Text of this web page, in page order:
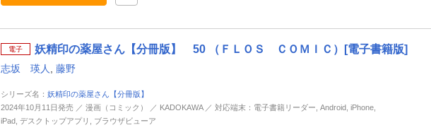
電子 妖精印の薬屋さん【分冊版】 50 （ＦＬＯＳ ＣＯＭＩＣ）[電子書籍版]
志坂 瑛人 藤野
シリーズ名： 妖精印の薬屋さん【分冊版】
2024年10月11日発売 ／ 漫画（コミック） ／ KADOKAWA ／ 対応端末：電子書籍リーダー, Android, iPhone,
iPad, デスクトップアプリ, ブラウザビューア